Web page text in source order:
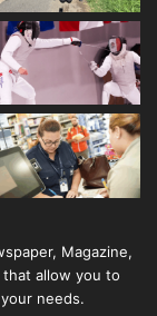
Magazine,
allow you to
needs.